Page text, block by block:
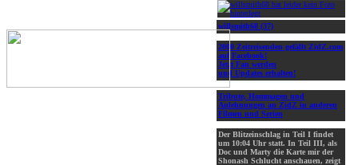
willsmith68 (37)
2000 Zeitreisenden gefällt ZidZ.com
auf Facebook!
Jetzt Fan werden
und Updates erhalten!
Tribute, Hommagen und
Anlehnungen an ZidZ in anderen
Filmen und Serien
Der Blitzeinschlag in Teil I findet
um 10:04 Uhr statt. In Teil III, als
Doc und Marty die Karte mir der
Shonash Schlucht anschauen, zeigt